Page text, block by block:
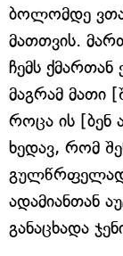
ბოლომდე
მათთვის.
ჩემს ქმართან
მაგრამ მათი
როცა ის [ბენ
ხედავ, რომ
გულწრფელად
ადამიანთან
განაცხადა